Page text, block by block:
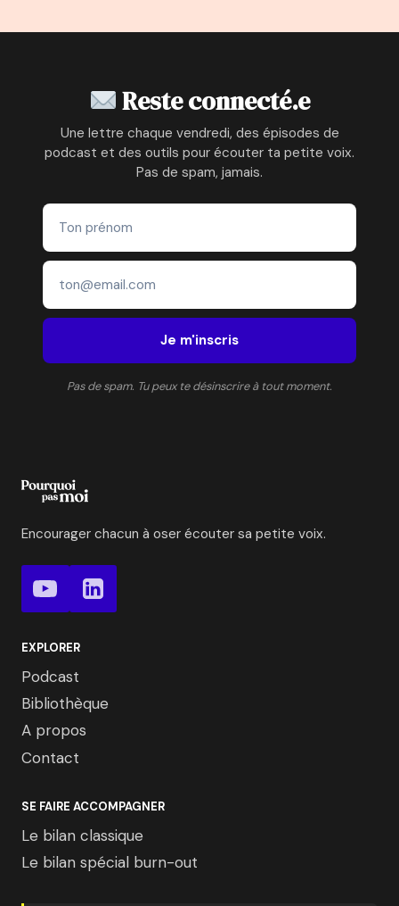
2ÈME
APRÈS
SON
BURN-
OUT
Reste connecté.e
Une lettre chaque vendredi, des épisodes de
podcast et des outils pour écouter ta petite voix.
Pas de spam, jamais.
Je m'inscris
Pas de spam. Tu peux te désinscrire à tout moment.
Encourager chacun à oser écouter sa petite voix.
EXPLORER
Podcast
Bibliothèque
A propos
Contact
SE FAIRE ACCOMPAGNER
Le bilan classique
Le bilan spécial burn-out